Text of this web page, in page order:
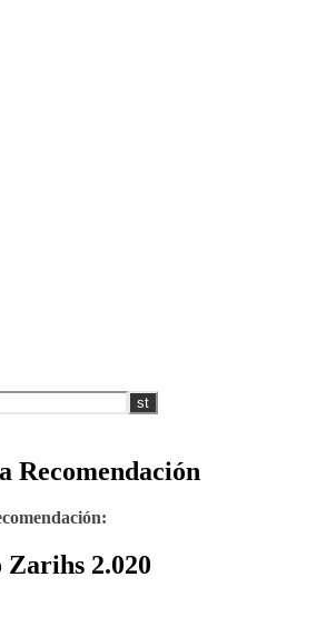
Recomendación
Zarihs 2.020